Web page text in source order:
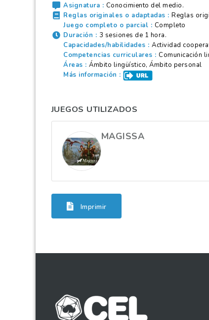
Asignatura
Conocimiento del medio.
Reglas originales o adaptadas
Reglas
Juego completo o parcial
Completo
Duración
3 sesiones de 1 hora.
Capacidades/habilidades
Actividad
Competencias curriculares
Comunicación
Áreas
Ámbito lingüístico, Ámbito personal
Más información
JUEGOS UTILIZADOS
MAGISSA
Imprimir